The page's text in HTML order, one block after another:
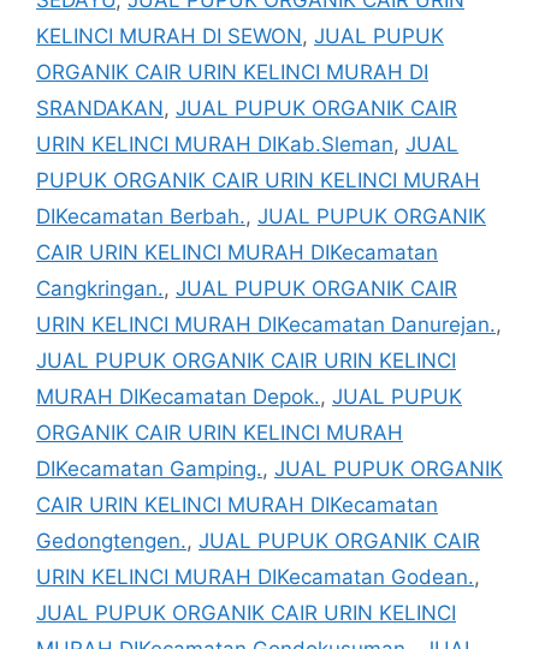
KELINCI MURAH DI SEWON, JUAL PUPUK
ORGANIK CAIR URIN KELINCI MURAH DI
SRANDAKAN, JUAL PUPUK ORGANIK CAIR
URIN KELINCI MURAH DIKab.Sleman, JUAL
PUPUK ORGANIK CAIR URIN KELINCI MURAH
DIKecamatan Berbah., JUAL PUPUK ORGANIK
CAIR URIN KELINCI MURAH DIKecamatan
Cangkringan., JUAL PUPUK ORGANIK CAIR
URIN KELINCI MURAH DIKecamatan Danurejan.,
JUAL PUPUK ORGANIK CAIR URIN KELINCI
MURAH DIKecamatan Depok., JUAL PUPUK
ORGANIK CAIR URIN KELINCI MURAH
DIKecamatan Gamping., JUAL PUPUK ORGANIK
CAIR URIN KELINCI MURAH DIKecamatan
Gedongtengen., JUAL PUPUK ORGANIK CAIR
URIN KELINCI MURAH DIKecamatan Godean.,
JUAL PUPUK ORGANIK CAIR URIN KELINCI